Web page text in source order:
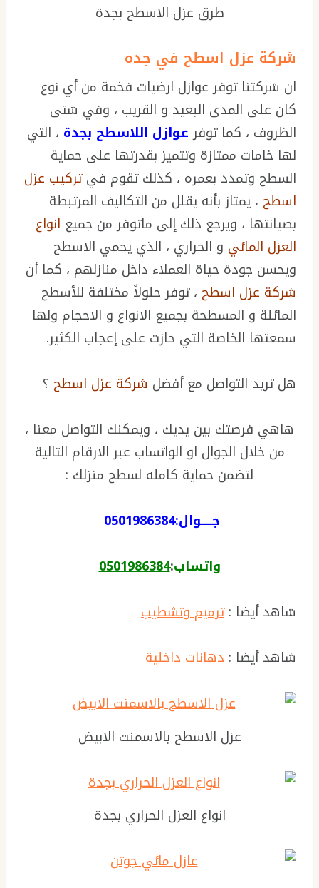
طرق عزل الاسطح بجدة
شركة عزل اسطح في جده
ان شركتنا توفر عوازل ارضيات فخمة من أي نوع
كان على المدى البعيد و القريب ، وفي شتى
الظروف ، كما توفرعوازل اللاسطح بجدة ، التي
لها خامات ممتازة وتتميز بقدرتها على حماية
السطح وتمدد بعمره ، كذلك تقوم فيتركيب عزل
اسطح ، يمتاز بأنه يقلل من التكاليف المرتبطة
بصيانتها ، ويرجع ذلك إلى ماتوفر من جميع انواع
العزل المائي و الحراري ، الذي يحمي الاسطح
ويحسن جودة حياة العملاء داخل منازلهم ، كما أن
شركة عزل اسطح ، توفر حلولاً مختلفة للأسطح
المائلة و المسطحة بجميع الانواع و الاحجام ولها
سمعتها الخاصة التي حازت على إعجاب الكثير.
هل تريد التواصل مع أفضل شركة عزل اسطح ؟
هاهي فرصتك بين يديك ، ويمكنك التواصل معنا ،
من خلال الجوال او الواتساب عبر الارقام التالية
لتضمن حماية كامله لسطح منزلك :
جـــــوال:0501986384
واتساب:
0501986384
شاهد أيضا :ترميم وتشطيب
شاهد أيضا : دهانات داخلية
عزل الاسطح بالاسمنت الابيض
انواع العزل الحراري بجدة